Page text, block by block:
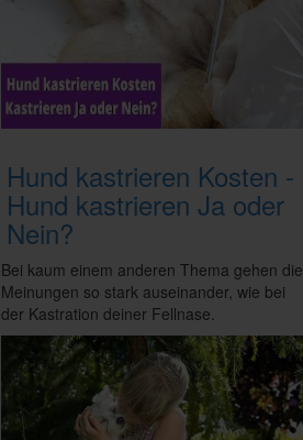
Hund kastrieren Kosten -
Hund kastrieren Ja oder
Nein?
Bei kaum einem anderen Thema gehen die
Meinungen so stark auseinander, wie bei
der Kastration deiner Fellnase.